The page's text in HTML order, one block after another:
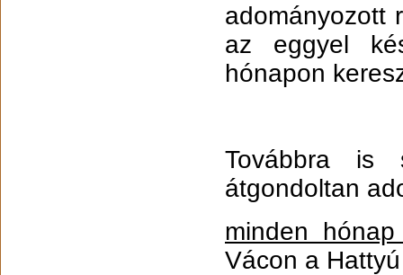
adományozott
az eggyel
hónapon
Továbbra is
átgondoltan
minden
Vácon a